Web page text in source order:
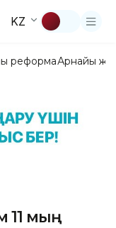
KZ
реформаАрнайы
11 мың